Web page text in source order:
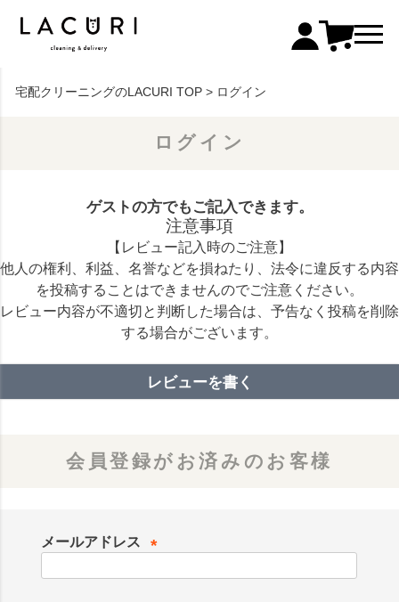
宅配クリーニングのLACURI TOP ログイン
ログイン
ゲストの方でもご記入できます。
注意事項
【レビュー記入時のご注意】
他人の権利、利益、名誉などを損ねたり、法令に違反する内容
を投稿することはできませんのでご注意ください。
レビュー内容が不適切と判断した場合は、予告なく投稿を削除
する場合がございます。
レビューを書く
会員登録がお済みのお客様
メールアドレス